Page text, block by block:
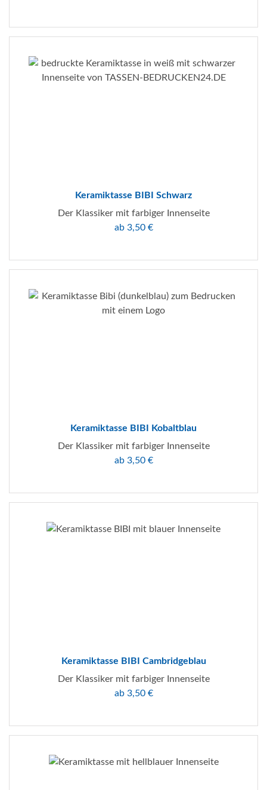
Keramiktasse BIBI Schwarz
Der Klassiker mit farbiger Innenseite
ab 3,50 €
Keramiktasse BIBI Kobaltblau
Der Klassiker mit farbiger Innenseite
ab 3,50 €
Keramiktasse BIBI Cambridgeblau
Der Klassiker mit farbiger Innenseite
ab 3,50 €